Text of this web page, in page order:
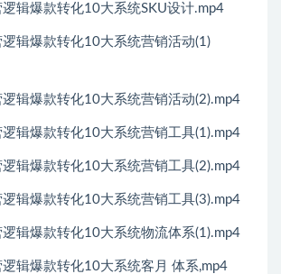
辑爆款转化10大系统SKU设计.mp4
辑爆款转化10大系统营销活动(1)
辑爆款转化10大系统营销活动(2).mp4
辑爆款转化10大系统营销工具(1).mp4
辑爆款转化10大系统营销工具(2).mp4
辑爆款转化10大系统营销工具(3).mp4
辑爆款转化10大系统物流体系(1).mp4
辑爆款转化10大系统客月 体系,mp4